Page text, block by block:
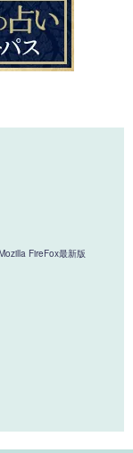
FireFox最新版